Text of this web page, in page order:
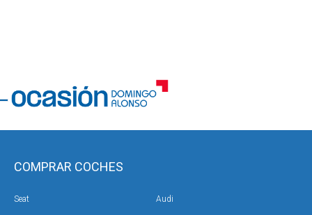
COMPRAR COCHES
Seat Audi